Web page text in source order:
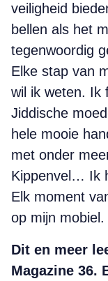
veiligheid
bellen als het
tegenwoordig
Elke stap van
wil ik weten. Ik
Jiddische
hele mooie
met onder
Kippenvel… Ik
Elk moment
op mijn mobiel.
Dit en meer
Magazine 36.